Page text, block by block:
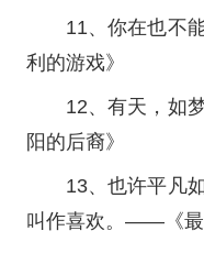
11、你在也不
利的游戏》
12、有天，如
阳的后裔》
13、也许平凡
叫作喜欢。——《最